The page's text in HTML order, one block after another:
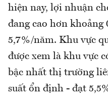
hiện nay, lợi nhuận
đang cao hơn
5,7%/năm. Khu vực
được xem là khu vực
bậc nhất thị trường
suất ổn định - đạt